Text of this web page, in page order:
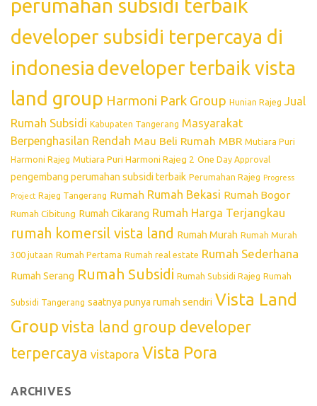
perumahan subsidi terbaik
developer subsidi terpercaya di
indonesia developer terbaik vista
land group Harmoni Park Group Hunian Rajeg Jual
Rumah Subsidi Kabupaten Tangerang Masyarakat
Berpenghasilan Rendah Mau Beli Rumah MBR Mutiara Puri
Harmoni Rajeg Mutiara Puri Harmoni Rajeg 2 One Day Approval
pengembang perumahan subsidi terbaik Perumahan Rajeg Progress
Project Rajeg Tangerang Rumah Rumah Bekasi Rumah Bogor
Rumah Cibitung Rumah Cikarang Rumah Harga Terjangkau
rumah komersil vista land Rumah Murah Rumah Murah
300 jutaan Rumah Pertama Rumah real estate Rumah Sederhana
Rumah Serang Rumah Subsidi Rumah Subsidi Rajeg Rumah
Subsidi Tangerang saatnya punya rumah sendiri Vista Land
Group vista land group developer
terpercaya vistapora Vista Pora
ARCHIVES